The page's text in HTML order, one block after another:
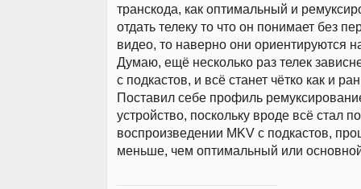
транскода, как оптимальный и
отдать телеку то что он понимает без
видео, то наверно они ориентируются
Думаю, ещё несколько раз телек
с подкастов, и всё станет чётко как и
Поставил себе профиль
устройство, поскольку вроде всё стал
воспроизведении MKV с подкастов,
меньше, чем оптимальный или